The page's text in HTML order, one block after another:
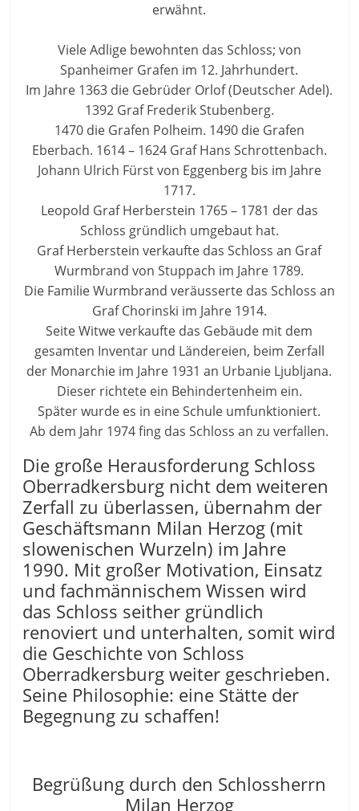
erwähnt.
Viele Adlige bewohnten das Schloss; von
Spanheimer Grafen im 12. Jahrhundert.
Im Jahre 1363 die Gebrüder Orlof (Deutscher Adel).
1392 Graf Frederik Stubenberg.
1470 die Grafen Polheim. 1490 die Grafen
Eberbach. 1614 – 1624 Graf Hans Schrottenbach.
Johann Ulrich Fürst von Eggenberg bis im Jahre
1717.
Leopold Graf Herberstein 1765 – 1781 der das
Schloss gründlich umgebaut hat.
Graf Herberstein verkaufte das Schloss an Graf
Wurmbrand von Stuppach im Jahre 1789.
Die Familie Wurmbrand veräusserte das Schloss an
Graf Chorinski im Jahre 1914.
Seite Witwe verkaufte das Gebäude mit dem
gesamten Inventar und Ländereien, beim Zerfall
der Monarchie im Jahre 1931 an Urbanie Ljubljana.
Dieser richtete ein Behindertenheim ein.
Später wurde es in eine Schule umfunktioniert.
Ab dem Jahr 1974 fing das Schloss an zu verfallen.
Die große Herausforderung Schloss
Oberradkersburg nicht dem weiteren
Zerfall zu überlassen, übernahm der
Geschäftsmann Milan Herzog (mit
slowenischen Wurzeln) im Jahre
1990. Mit großer Motivation, Einsatz
und fachmännischem Wissen wird
das Schloss seither gründlich
renoviert und unterhalten, somit wird
die Geschichte von Schloss
Oberradkersburg weiter geschrieben.
Seine Philosophie: eine Stätte der
Begegnung zu schaffen!
Begrüßung durch den Schlossherrn
Milan Herzog